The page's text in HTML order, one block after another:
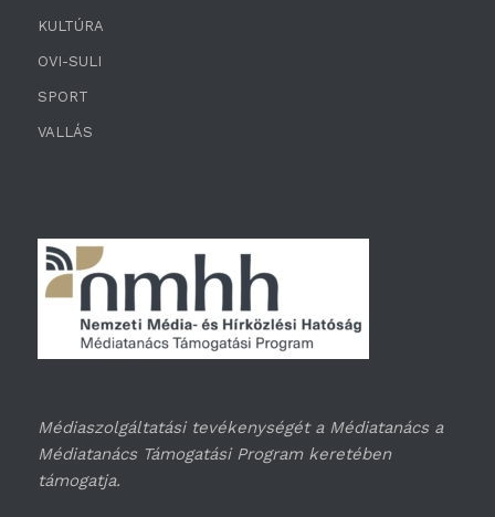
KULTÚRA
OVI-SULI
SPORT
VALLÁS
Médiaszolgáltatási tevékenységét a Médiatanács a
Médiatanács Támogatási Program keretében
támogatja.